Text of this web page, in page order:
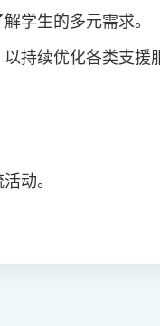
学生的多元需求。
持续优化各类支援
动。